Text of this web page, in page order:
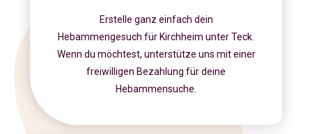
Erstelle ganz einfach dein
Hebammengesuch für Kirchheim unter Teck.
Wenn du möchtest, unterstütze uns mit einer
freiwilligen Bezahlung für deine
Hebammensuche.